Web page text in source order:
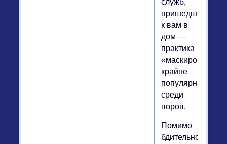
пришедшими
к вам в
дом —
практика
«маскировки»
крайне
популярна
среди
воров.
Помимо
бдительности